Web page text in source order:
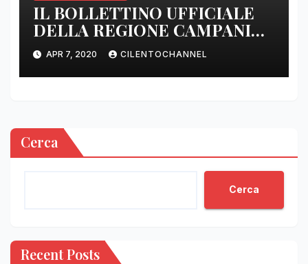
IL BOLLETTINO UFFICIALE
DELLA REGIONE CAMPANIA
DELLE ORE 22.00
APR 7, 2020 CILENTOCHANNEL
Cerca
Cerca
Recent Posts